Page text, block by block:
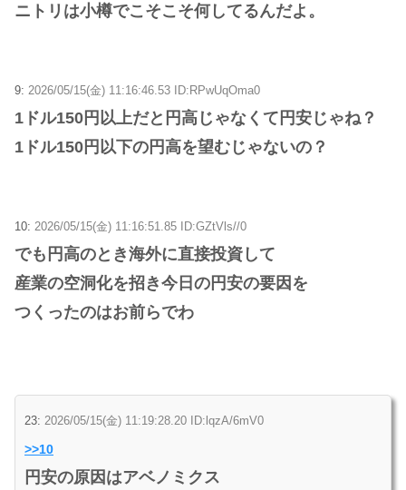
ニトリは小樽でこそこそ何してるんだよ。
9: 2026/05/15(金) 11:16:46.53 ID:RPwUqOma0
1ドル150円以上だと円高じゃなくて円安じゃね？
1ドル150円以下の円高を望むじゃないの？
10: 2026/05/15(金) 11:16:51.85 ID:GZtVls//0
でも円高のとき海外に直接投資して
産業の空洞化を招き今日の円安の要因を
つくったのはお前らでわ
23: 2026/05/15(金) 11:19:28.20 ID:lqzA/6mV0
>>10
円安の原因はアベノミクス